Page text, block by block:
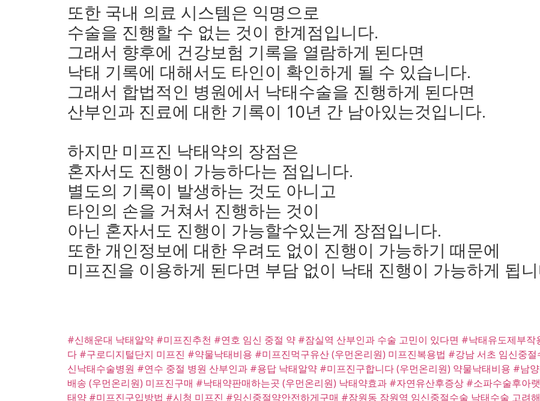
또한 국내 의료 시스템은 익명으로
수술을 진행할 수 없는 것이 한계점입니다.
그래서 향후에 건강보험 기록을 열람하게 된다면
낙태 기록에 대해서도 타인이 확인하게 될 수 있습니다.
그래서 합법적인 병원에서 낙태수술을 진행하게 된다면
산부인과 진료에 대한 기록이 10년 간 남아있는것입니다.
하지만 미프진 낙태약의 장점은
혼자서도 진행이 가능하다는 점입니다.
별도의 기록이 발생하는 것도 아니고
타인의 손을 거쳐서 진행하는 것이
아닌 혼자서도 진행이 가능할수있는게 장점입니다.
또한 개인정보에 대한 우려도 없이 진행이 가능하기 때문에
미프진을 이용하게 된다면 부담 없이 낙태 진행이 가능하게 됩
#신해운대 낙태알약 #미프진추천 #연호 임신 중절 약 #잠실역 산부인과 수술 고민이 있다면 #낙태유도제부작
다 #구로디지털단지 미프진 #약물낙태비용 #미프진먹구유산 (우먼온리원) 미프진복용법 #강남 서초 임신중
신낙태수술병원 #연수 중절 병원 산부인과 #용답 낙태알약 #미프진구합니다 (우먼온리원) 약물낙태비용 #남
배송 (우먼온리원) 미프진구매 #낙태약판매하는곳 (우먼온리원) 낙태약효과 #자연유산후증상 #소파수술후아
태약 #미프진구입방법 #시청 미프진 #임신중절약안전하게구매 #잠원동 잠원역 임신중절수술 낙태수술 고려